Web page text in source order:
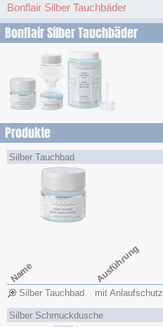
Bonflair Silber Tauchbäder
Bonflair Silber Tauchbäder
Produkte
Silber Tauchbad
Name Ausführung
Silber Tauchbad mit Anlaufschutz
Silber Schmuckdusche